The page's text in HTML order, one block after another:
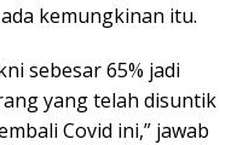
kemungkinan itu.
sebesar 65% jadi
yang telah disuntik
Covid ini,” jawab